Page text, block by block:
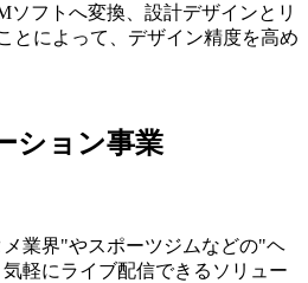
ソフトへ変換、設計デザインとリ
とによって、デザイン精度を高め
ション事業
業界"やスポーツジムなどの"ヘ
軽にライブ配信できるソリュー